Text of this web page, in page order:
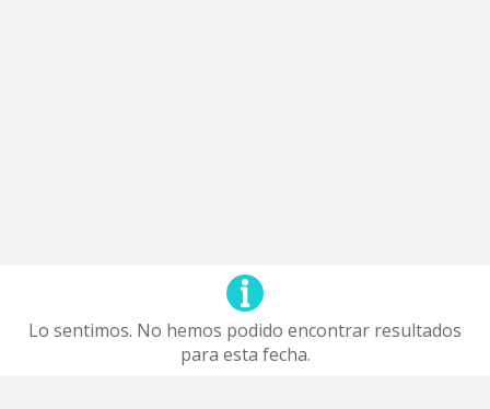
Lo sentimos. No hemos podido encontrar resultados
para esta fecha.